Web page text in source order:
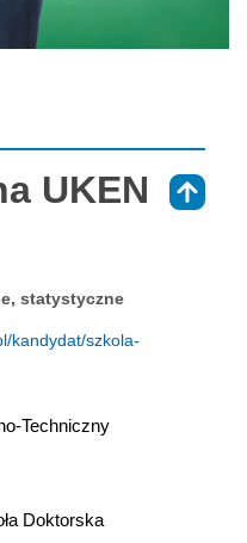
UKEN
statystyczne
kandydat/szkola-
Techniczny
Doktorska